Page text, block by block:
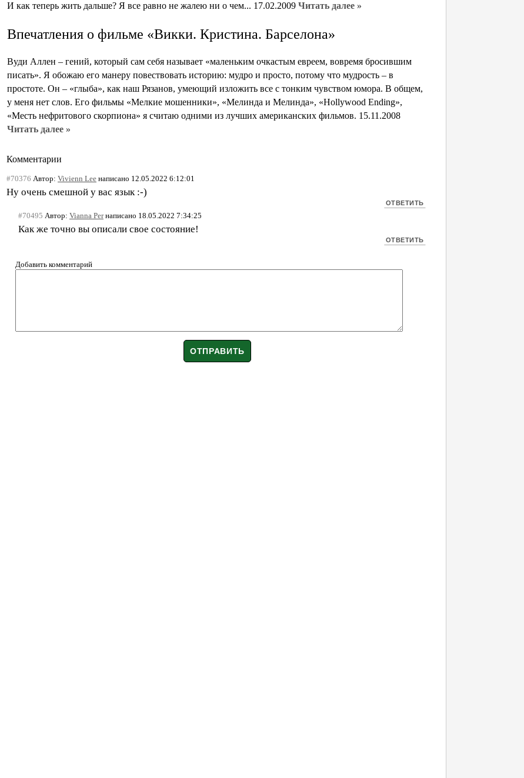
И как теперь жить дальше? Я все равно не жалею ни о чем... 17.02.2009 Читать далее »
Впечатления о фильме «Викки. Кристина. Барселона»
Вуди Аллен – гений, который сам себя называет «маленьким очкастым евреем, вовремя бросившим
писать». Я обожаю его манеру повествовать историю: мудро и просто, потому что мудрость – в
простоте. Он – «глыба», как наш Рязанов, умеющий изложить все с тонким чувством юмора. В общем,
у меня нет слов. Его фильмы «Мелкие мошенники», «Мелинда и Мелинда», «Hollywood Ending»,
«Месть нефритового скорпиона» я считаю одними из лучших американских фильмов. 15.11.2008
Читать далее »
Комментарии
#70376 Автор: Vivienn Lee написано 12.05.2022 6:12:01
Ну очень смешной у вас язык :-)
#70495 Автор: Vianna Perнаписано 18.05.2022 7:34:25
Как же точно вы описали свое состояние!
Добавить комментарий